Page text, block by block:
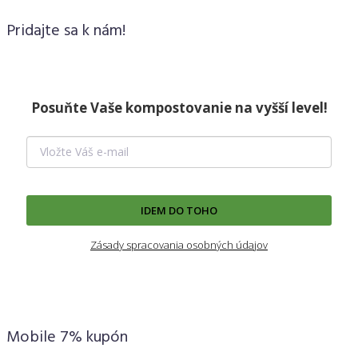
Pridajte sa k nám!
Posuňte Vaše kompostovanie na vyšší level!
IDEM DO TOHO
Zásady spracovania osobných údajov
Mobile 7% kupón